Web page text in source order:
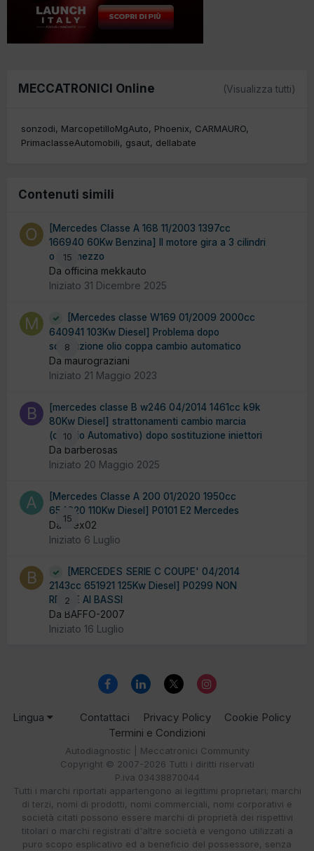
MECCATRONICI Online (Visualizza tutti)
sonzodi MarcopetilloMgAuto Phoenix
CARMAURO
PrimaclasseAutomobili
gsaut dellabate
Contenuti simili
15
[Mercedes Classe A 168 11/2003 1397cc
166940 60Kw Benzina] Il motore gira a 3 cilindri
o 3 e mezzo
Da officina mekkauto
Iniziato 31 Dicembre 2025
8
[Mercedes classe W169 01/2009 2000cc
640941 103Kw Diesel] Problema dopo
sostituzione olio coppa cambio automatico
Da maurograziani
Iniziato 21 Maggio 2023
10
[mercedes classe B w246 04/2014 1461cc k9k
80Kw Diesel] strattonamenti cambio marcia
(cambio Automativo) dopo sostituzione iniettori
Da barberosas
Iniziato 20 Maggio 2025
15
[Mercedes Classe A 200 01/2020 1950cc
654920 110Kw Diesel] P0101 E2 Mercedes
Da Alex02
Iniziato 6 Luglio
2
[MERCEDES SERIE C COUPE' 04/2014
2143cc 651921 125Kw Diesel] P0299 NON
RENDE AI BASSI
Da BAFFO-2007
Iniziato 16 Luglio
Lingua Contattaci Privacy Policy
Cookie Policy
Termini e Condizioni
Autodiagnostic | Meccatronici Community
Copyright © 2007-2026 Tutti i diritti riservati
P.iva 03438870044
Tutti i marchi riportati appartengono ai legittimi proprietari; marchi
di terzi, nomi di prodotti, nomi commerciali, nomi corporativi e
società citati possono essere marchi di proprietà dei rispettivi
titolari o marchi registrati d'altre società e vengono utilizzati a
puro scopo esplicativo ed a beneficio del possessore, senza